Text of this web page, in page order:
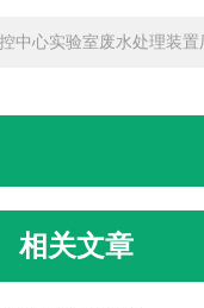
中心实验室废水处理装置
相关文章